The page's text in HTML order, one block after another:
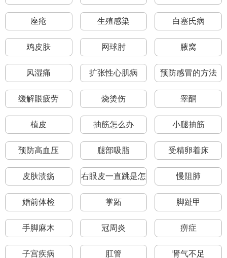
么回事
座疮 生殖感染 白塞氏病
鸡皮肤 网球肘 腋窝
风湿痛 扩张性心肌病 预防感冒的方法
缓解眼疲劳 烧烫伤 睾酮
植皮 抽筋怎么办 小腿抽筋
预防高血压 腿部吸脂 受精卵着床
皮肤溃疡
右眼皮一直跳是怎
么回事
慢阻肺
婚前体检 掌跖 脚趾甲
手脚麻木 冠周炎 痹症
子宫疾病 肛管 肾气不足